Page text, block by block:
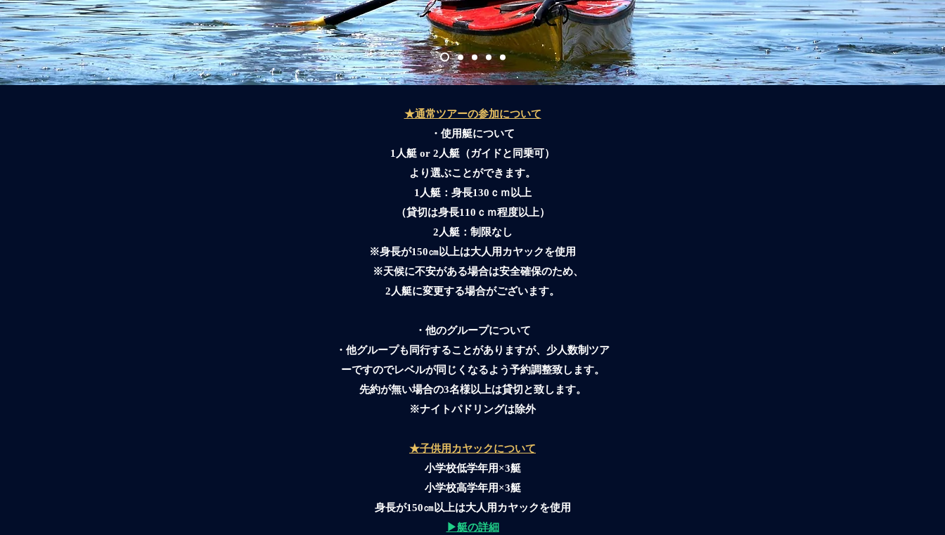
★通常ツアーの参加について
・使用艇について
1人艇 or 2人艇（ガイドと同乗可）
より選ぶことができます。
1人艇：​身長130ｃｍ以上
​（貸切は身長110ｃｍ程度以上）
2人艇：制限なし​
​※身長が150㎝以上は大人用カヤックを使用
※​天候に不安がある場合は安全確保のため、
2人艇に変更する場合がございます。
・他のグループについて
・他グループも同行することがありますが、少人数制ツア
ーですのでレベルが同じくなるよう予約調整致します。
先約が無い場合の3名様以上は貸切と致します。
​※ナイトパドリングは除外
​​★子供用カヤックについて
小学校低学年用×3艇
小学校高学年用×3艇
身長が150㎝以上は大人用カヤックを使用
▶艇の詳細